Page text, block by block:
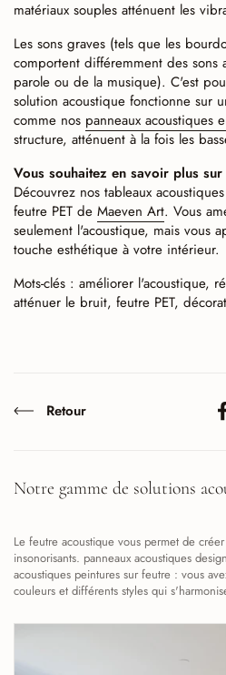
matériaux souples atténuent les
Les sons graves (tels que les
comportent différemment des sons
parole ou de la musique). C'est
solution acoustique fonctionne sur
comme nos panneaux acoustiques
structure, atténuent à la fois les
Vous souhaitez en savoir plus
Découvrez nos tableaux
feutre PET de Maeven Art. Vous
seulement l'acoustique, mais vous
touche esthétique à votre intérieur.
Mots-clés : améliorer l'acoustique,
atténuer le bruit, feutre PET,
Retour
Notre gamme de solutions
Le feutre acoustique vous permet de
insonorisants. panneaux acoustiques
acoustiques peintures sur feutre : vous
couleurs et différents styles qui